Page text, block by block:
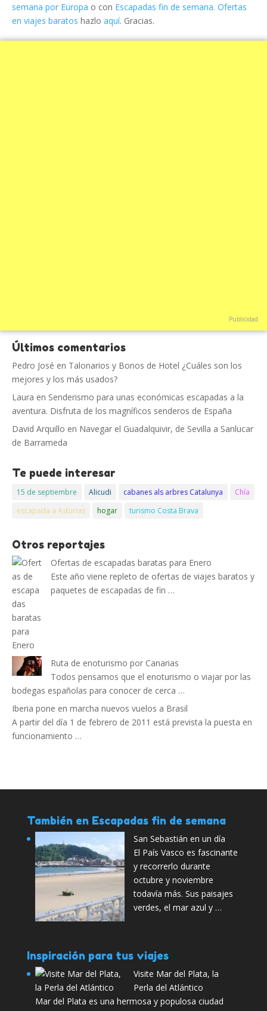
semana por Europa o con Escapadas fin de semana. Ofertas
en viajes baratos hazlo aquí. Gracias.
Publicidad
Últimos comentarios
Pedro José en Talonarios y Bonos de Hotel ¿Cuáles son los
mejores y los más usados?
Laura en Senderismo para unas económicas escapadas a la
aventura. Disfruta de los magníficos senderos de España
David Arquillo en Navegar el Guadalquivir, de Sevilla a Sanlucar
de Barrameda
Te puede interesar
15 de septiembre Alicudi cabanes als arbres Catalunya
Chía
escapada a Asturias
hogar turismo Costa Brava
Otros reportajes
Ofertas de escapadas baratas para Enero
Este año viene repleto de ofertas de viajes baratos y
paquetes de escapadas de fin …
Ruta de enoturismo por Canarias
Todos pensamos que el enoturismo o viajar por las
bodegas españolas para conocer de cerca …
Iberia pone en marcha nuevos vuelos a Brasil
A partir del día 1 de febrero de 2011 está prevista la puesta en
funcionamiento …
También en Escapadas fin de semana
San Sebastián en un día
El País Vasco es fascinante
y recorrerlo durante
octubre y noviembre
todavía más. Sus paisajes
verdes, el mar azul y …
Inspiración para tus viajes
Visite Mar del Plata, la
Perla del Atlántico
Mar del Plata es una hermosa y populosa ciudad